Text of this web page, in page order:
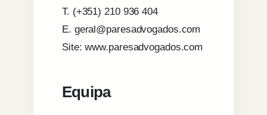
T. (+351) 210 936 404
E. geral@paresadvogados.com
Site: www.paresadvogados.com
Equipa